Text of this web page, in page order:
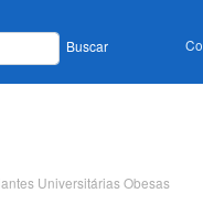
Buscar
Universitárias Obesas